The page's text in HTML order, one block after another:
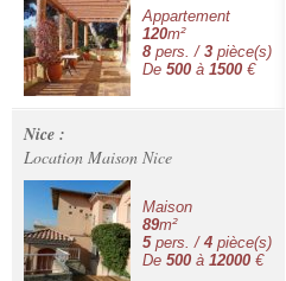
Appartement
120m²
8pers. / 3 pièce(s)
De 500 à 1500 €
Nice :
Location Maison Nice
Maison
89m²
5pers. / 4 pièce(s)
De 500 à 12000 €